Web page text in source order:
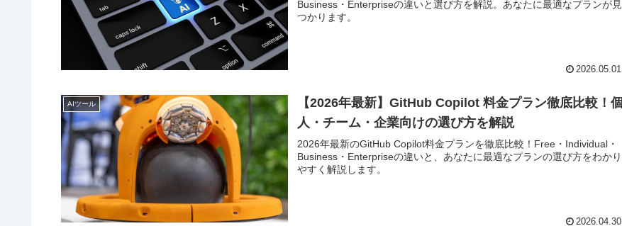
Business・Enterpriseの違いと選び方を解説。あなたに最適なプランが見
つかります。
2026.05.01
AIツール
【2026年最新】GitHub Copilot 料金プラン徹底比較！個
人・チーム・企業向けの選び方を解説
2026年最新のGitHub Copilot料金プランを徹底比較！Free・Individual・
Business・Enterpriseの違いと、あなたに最適なプランの選び方をわかり
やすく解説します。
2026.04.30